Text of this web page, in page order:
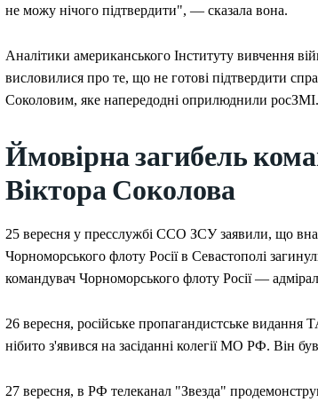
не можу нічого підтвердити", — сказала вона.
Аналітики американського Інституту вивчення
висловилися про те, що не готові підтвердити
Соколовим, яке напередодні оприлюднили росЗМІ.
Ймовірна загибель
Віктора Соколова
25 вересня у пресслужбі ССО ЗСУ заявили, що
Чорноморського флоту Росії в Севастополі
командувач Чорноморського флоту Росії —
26 вересня, російське пропагандистське
нібито з'явився на засіданні колегії МО РФ. Він
27 вересня, в РФ телеканал "Звезда"